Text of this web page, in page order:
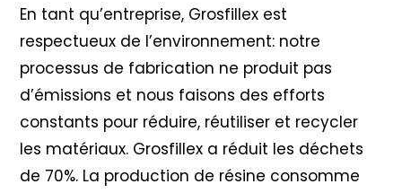
En tant qu’entreprise, Grosfillex est
respectueux de l’environnement: notre
processus de fabrication ne produit pas
d’émissions et nous faisons des efforts
constants pour réduire, réutiliser et recycler
les matériaux. Grosfillex a réduit les déchets
de 70%. La production de résine consomme